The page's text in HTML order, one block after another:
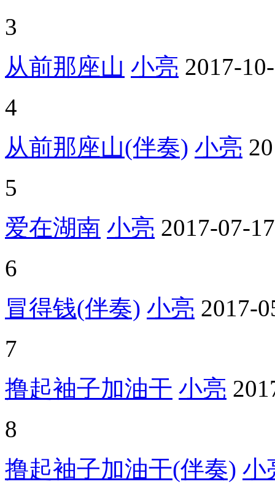
3
从前那座山 小亮 2017-
4
从前那座山(伴奏) 小亮
5
爱在湖南 小亮 2017-07-17
6
冒得钱(伴奏) 小亮 2017-
7
撸起袖子加油干 小亮
8
撸起袖子加油干(伴奏) 小